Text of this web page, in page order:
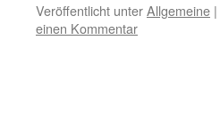
Veröffentlicht unterAllgemeine |
einen Kommentar